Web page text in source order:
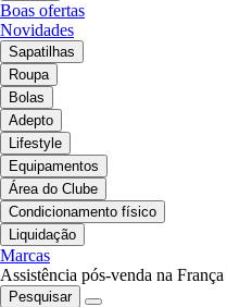
Boas ofertas
Novidades
Sapatilhas
Roupa
Bolas
Adepto
Lifestyle
Equipamentos
Área do Clube
Condicionamento físico
Liquidação
Marcas
Assistência pós-venda na França
Pesquisar